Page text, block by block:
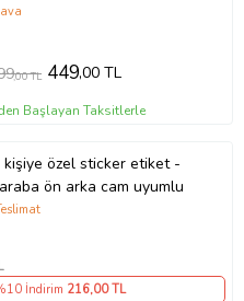
,00 TL 449,00 TL
Başlayan Taksitlerle
kişiye özel sticker etiket -
araba ön arka cam uyumlu
İndirim 216,00 TL